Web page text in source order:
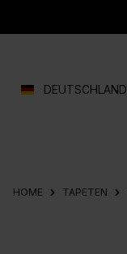
DEUTSCHLAND
HOME TAPETEN